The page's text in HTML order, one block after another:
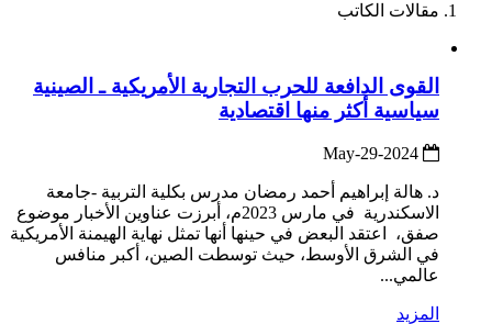
مقالات الكاتب
القوى الدافعة للحرب التجارية الأمريكية ـ الصينية
سياسية أكثر منها اقتصادية
د. هالة إبراهيم أحمد رمضان مدرس بكلية التربية -جامعة
الاسكندرية في مارس 2023م، أبرزت عناوين الأخبار موضوع
صفق، اعتقد البعض في حينها أنها تمثل نهاية الهيمنة الأمريكية
في الشرق الأوسط، حيث توسطت الصين، أكبر منافس
عالمي...
المزيد